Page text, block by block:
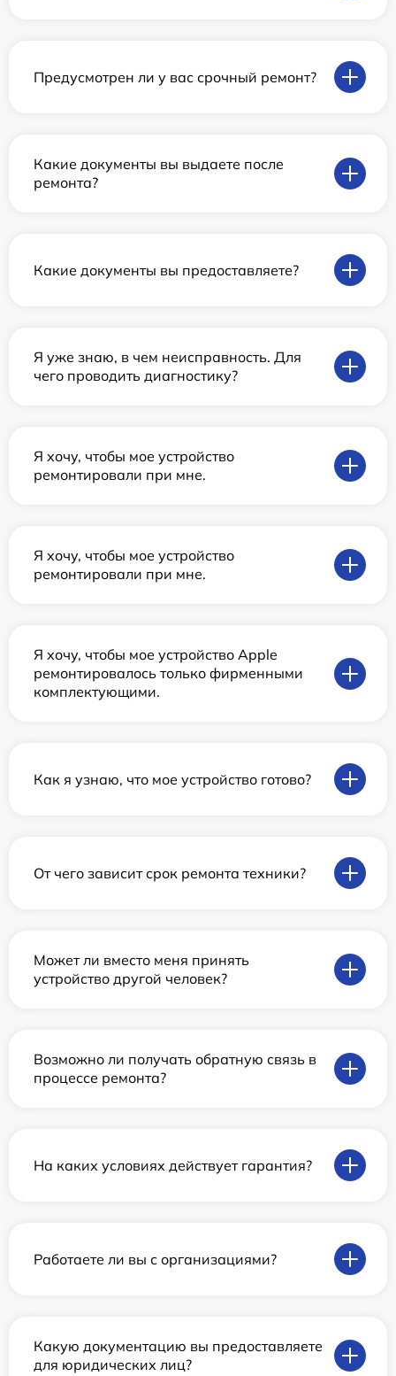
Предусмотрен ли у вас срочный ремонт?
Какие документы вы выдаете после
ремонта?
Какие документы вы предоставляете?
Я уже знаю, в чем неисправность. Для
чего проводить диагностику?
Я хочу, чтобы мое устройство
ремонтировали при мне.
Я хочу, чтобы мое устройство
ремонтировали при мне.
Я хочу, чтобы мое устройство Apple
ремонтировалось только фирменными
комплектующими.
Как я узнаю, что мое устройство готово?
От чего зависит срок ремонта техники?
Может ли вместо меня принять
устройство другой человек?
Возможно ли получать обратную связь в
процессе ремонта?
На каких условиях действует гарантия?
Работаете ли вы с организациями?
Какую документацию вы предоставляете
для юридических лиц?